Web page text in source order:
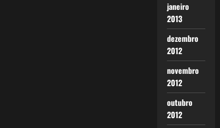
janeiro
2013
dezembro
2012
novembro
2012
outubro
2012